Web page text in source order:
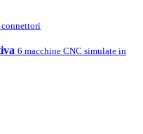
connettori
6 macchine CNC simulate in